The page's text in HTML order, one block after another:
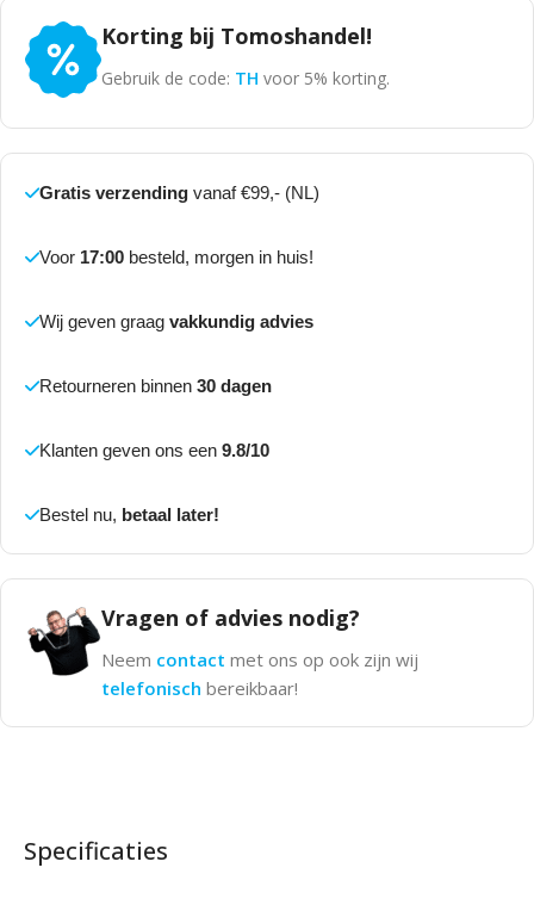
Korting bij Tomoshandel!
Gebruik de code: TH voor 5% korting.
Gratis verzending vanaf €99,- (NL)
Voor 17:00 besteld, morgen in huis!
Wij geven graag vakkundig advies
Retourneren binnen 30 dagen
Klanten geven ons een 9.8/10
Bestel nu, betaal later!
Vragen of advies nodig?
Neem contact met ons op ook zijn wij
telefonisch bereikbaar!
Specificaties